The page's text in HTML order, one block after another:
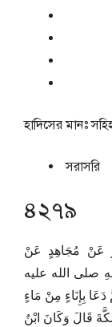
হাদিসের মানঃ
সরাসরি
৪২৭৯
عَنْ مُجَاهِدٍ عَنْ
الله عليه
بِإِنَاءٍ مِنْ مَاءٍ
قَالَ وَكَانَ ابْنُ